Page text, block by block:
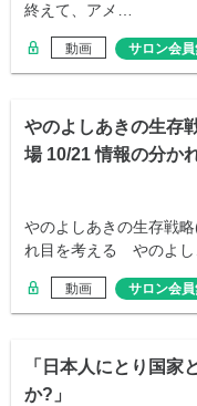
終えて、アメ…
動画 サロン会
やのよしあきの生存
場 10/21 情報の分か
やのよしあきの生存戦
れ目を考える やのよし
動画 サロン会
「日本人にとり国家
か?」